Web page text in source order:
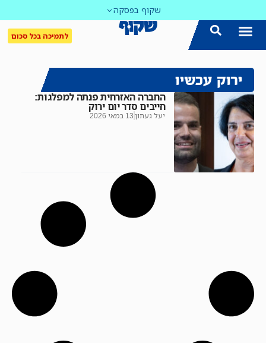
שקוף בפסקה
לתמיכה בכל סכום
ירוק עכשיו
החברה האזרחית פנתה למפלגות:
חייבים סדר יום ירוק
יעל געתון 13 במאי 2026